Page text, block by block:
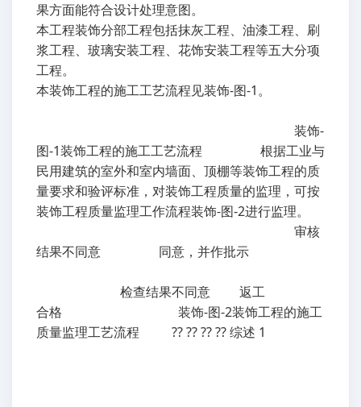
果方面能符合设计处理意图。
本工程装饰分部工程包括抹灰工程、油漆工程、刷
浆工程、玻璃安装工程、花饰安装工程等五大分项
工程。
本装饰工程的施工工艺流程见装饰-图-1。
装饰-
图-1装饰工程的施工工艺流程 根据工业与
民用建筑的室外和室内墙面、顶棚等装饰工程的质
量要求和验评标准，对装饰工程质量的监理，可按
装饰工程质量监理工作流程装饰-图-2进行监理。
审核
结果不同意 同意，并作批示
检查结果不同意 返工
合格 装饰-图-2装饰工程的施工
质量监理工艺流程 ?? ?? ?? ?? 综述 1